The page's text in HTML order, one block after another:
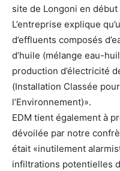
site de Longoni en début
L’entreprise explique
d’effluents composés
d’huile (mélange eau-
production d’électricité
(Installation Classée
l’Environnement)».
EDM tient également à
dévoilée par notre
était «inutilement
infiltrations potentielles